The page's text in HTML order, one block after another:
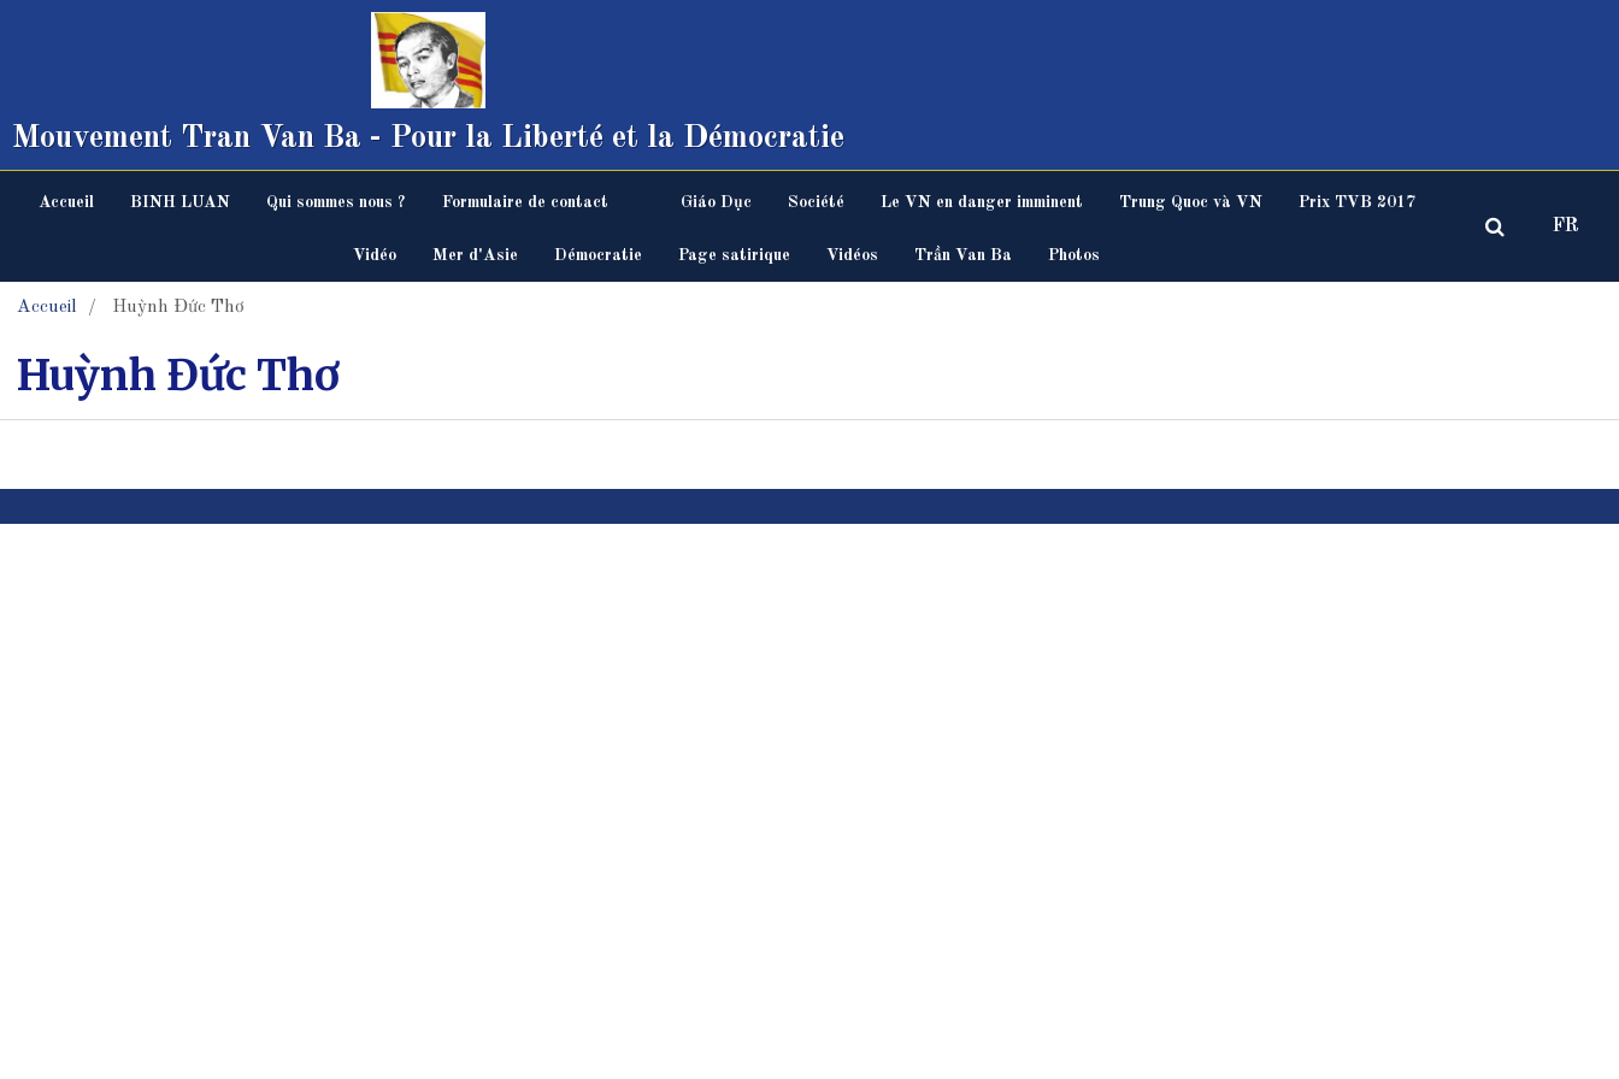
Mouvement Tran Van Ba - Pour la Liberté et la Démocratie
Accueil BINH LUAN Qui sommes nous ? Formulaire de contact Giáo Dục Société Le VN en danger imminent Trung Quoc và VN Prix TVB 2017
Vidéo Mer d'Asie Démocratie Page satirique Vidéos Trần Van Ba Photos
FR
Accueil Huỳnh Đức Thơ
Huỳnh Đức Thơ